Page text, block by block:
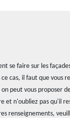
se faire sur les
cas, il faut que vous
peut vous proposer
et n'oubliez pas qu'il
renseignements,